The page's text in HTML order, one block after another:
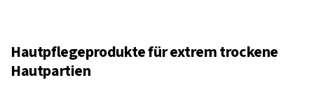
Hautpflegeprodukte für extrem trockene
Hautpartien